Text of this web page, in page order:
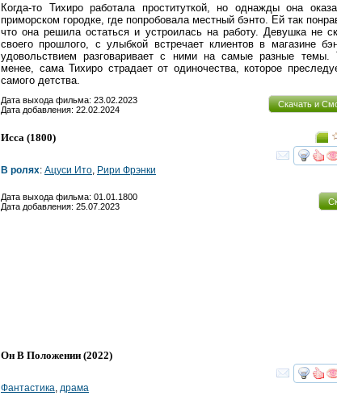
Когда-то Тихиро работала проституткой, но однажды она
приморском городке, где попробовала местный бэнто. Ей так
что она решила остаться и устроилась на работу. Девушка не
своего прошлого, с улыбкой встречает клиентов в магазине
удовольствием разговаривает с ними на самые разные темы.
менее, сама Тихиро страдает от одиночества, которое
самого детства.
Скачать и
Дата выхода фильма: 23.02.2023
Дата добавления: 22.02.2024
Исса (1800)
В ролях: Ацуси Ито Рири Фрэнки
Дата выхода фильма: 01.01.1800
Дата добавления: 25.07.2023
Он В Положении (2022)
Фантастика драма